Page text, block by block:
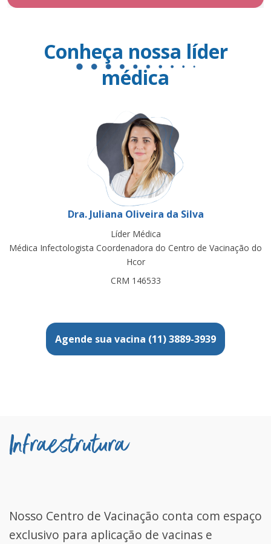
Conheça nossa líder
médica
Dra. Juliana Oliveira da Silva
Líder Médica
Médica Infectologista Coordenadora do Centro de Vacinação do
Hcor
CRM 146533
Agende sua vacina (11) 3889-3939
Infraestrutura
Nosso Centro de Vacinação conta com espaço
exclusivo para aplicação de vacinas e